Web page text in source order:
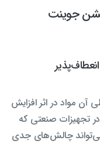
جوینت
مواد در اثر افزایش
تجهیزات صنعتی که
می‌تواند چالش‌های جدی